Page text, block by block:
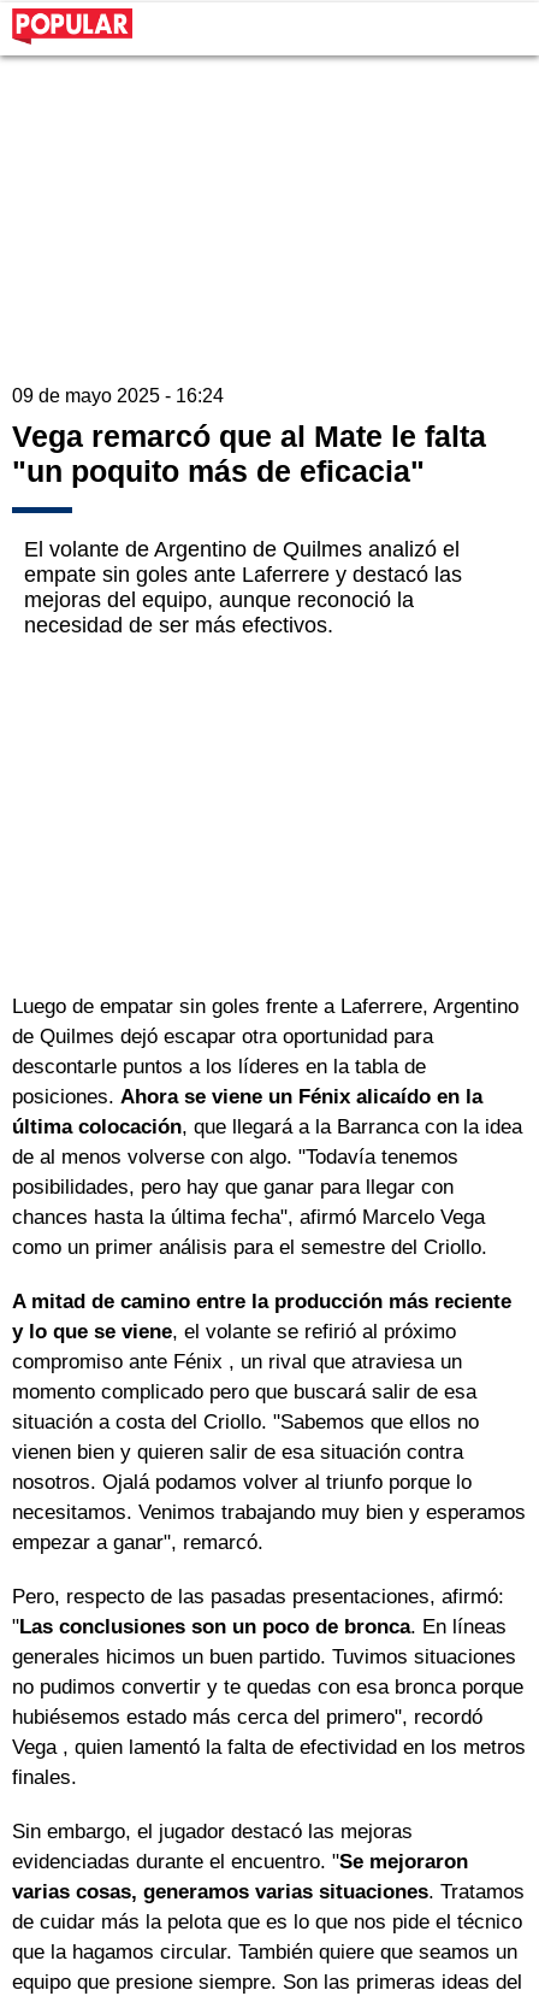
09 de mayo 2025 - 16:24
Vega remarcó que al Mate le falta
"un poquito más de eficacia"
El volante de Argentino de Quilmes analizó el
empate sin goles ante Laferrere y destacó las
mejoras del equipo, aunque reconoció la
necesidad de ser más efectivos.
Luego de empatar sin goles frente a Laferrere, Argentino
de Quilmes dejó escapar otra oportunidad para
descontarle puntos a los líderes en la tabla de
posiciones. Ahora se viene un Fénix alicaído en la
última colocación, que llegará a la Barranca con la idea
de al menos volverse con algo. "Todavía tenemos
posibilidades, pero hay que ganar para llegar con
chances hasta la última fecha", afirmó Marcelo Vega
como un primer análisis para el semestre del Criollo.
A mitad de camino entre la producción más reciente
y lo que se viene, el volante se refirió al próximo
compromiso ante Fénix , un rival que atraviesa un
momento complicado pero que buscará salir de esa
situación a costa del Criollo. "Sabemos que ellos no
vienen bien y quieren salir de esa situación contra
nosotros. Ojalá podamos volver al triunfo porque lo
necesitamos. Venimos trabajando muy bien y esperamos
empezar a ganar", remarcó.
Pero, respecto de las pasadas presentaciones, afirmó:
"Las conclusiones son un poco de bronca. En líneas
generales hicimos un buen partido. Tuvimos situaciones
no pudimos convertir y te quedas con esa bronca porque
hubiésemos estado más cerca del primero", recordó
Vega , quien lamentó la falta de efectividad en los metros
finales.
Sin embargo, el jugador destacó las mejoras
evidenciadas durante el encuentro. "Se mejoraron
varias cosas, generamos varias situaciones. Tratamos
de cuidar más la pelota que es lo que nos pide el técnico
que la hagamos circular. También quiere que seamos un
equipo que presione siempre. Son las primeras ideas del